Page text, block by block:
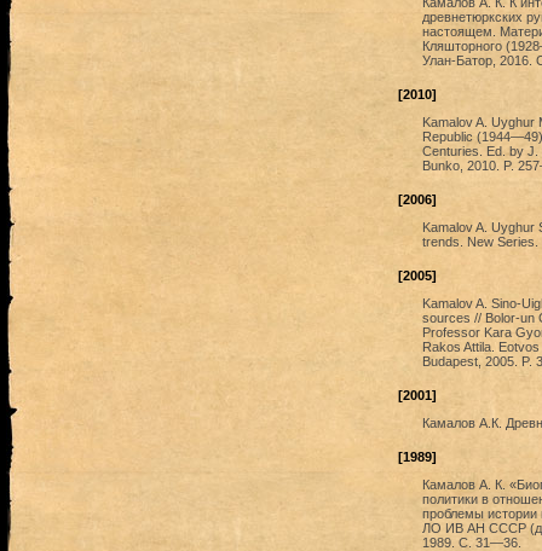
древнетюркских
настоящем.
Кляшторного
Улан-Батор, 2016.
[2010]
Kamalov A. Uyghur
Republic
Centuries. Ed. by J.
Bunko, 2010. P.
[2006]
Kamalov A. Uyghur
trends. New
[2005]
Kamalov A. Sino-
sources // Bolor-un
Professor Kara
Rakos Attila.
Budapest, 2005. P.
[2001]
Камалов А.К.
[1989]
Камалов А. К.
политики в
проблемы истории
ЛО ИВ АН СССР
1989. С. 31—36.